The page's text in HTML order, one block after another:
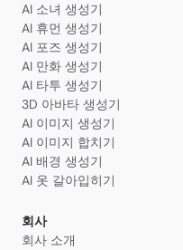
AI 소녀 생성기
AI 휴먼 생성기
AI 포즈 생성기
AI 만화 생성기
AI 타투 생성기
3D 아바타 생성기
AI 이미지 생성기
AI 이미지 합치기
AI 배경 생성기
AI 옷 갈아입히기
회사
회사 소개